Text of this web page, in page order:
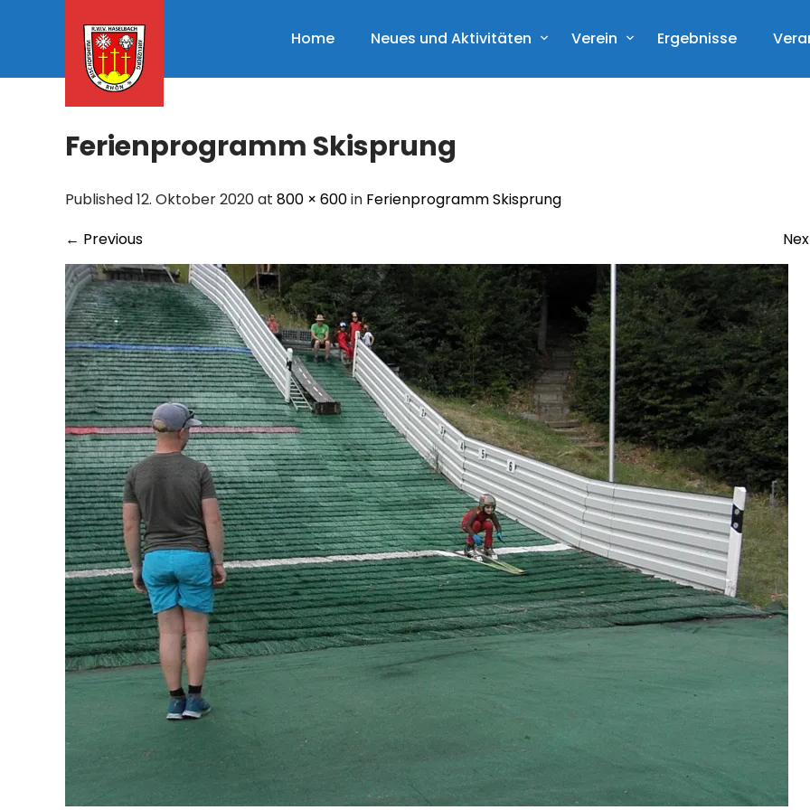
Home Neues und Aktivitäten Verein Ergebnisse
Ferienprogramm Skisprung
Published 12. Oktober 2020 at 800 × 600in Ferienprogramm Skisprung
← Previous